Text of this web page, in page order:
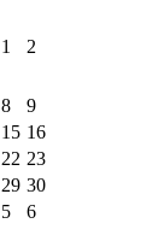
1 2
8
9
15 16
22 23
29 30
5 6